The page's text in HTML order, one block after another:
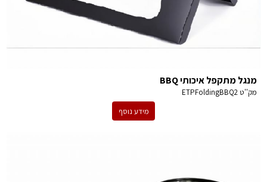
מנגל מתקפל איכותי BBQ
מק''טETPFoldingBBQ2
מידע נוסף